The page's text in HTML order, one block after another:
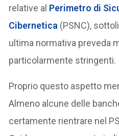
relative al Perimetro di
Cibernetica (PSNC),
ultima normativa preveda
particolarmente stringenti.
Proprio questo aspetto
Almeno alcune delle
certamente rientrare nel